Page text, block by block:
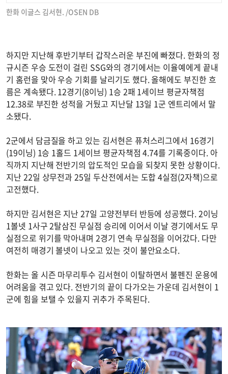
한화 이글스 김서현. /OSEN DB
하지만 지난해 후반기부터 갑작스러운 부진에 빠졌다. 한화의 정
규시즌 우승 도전이 걸린 SSG와의 경기에서는 이율예에게 끝내
기 홈런을 맞아 우승 기회를 날리기도 했다. 올해에도 부진한 흐
름은 계속됐다. 12경기(8이닝) 1승 2패 1세이브 평균자책점
12.38로 부진한 성적을 거뒀고 지난달 13일 1군 엔트리에서 말
소됐다.
2군에서 담금질을 하고 있는 김서현은 퓨처스리그에서 16경기
(19이닝) 1승 1홀드 1세이브 평균자책점 4.74를 기록중이다. 아
직까지 지난해 전반기의 압도적인 모습을 되찾지 못한 상황이다.
지난 22일 상무전과 25일 두산전에서는 도합 4실점(2자책)으로
고전했다.
하지만 김서현은 지난 27일 고양전부터 반등에 성공했다. 2이닝
1볼넷 1사구 2탈삼진 무실점 승리에 이어서 이날 경기에서도 무
실점으로 위기를 막아내며 2경기 연속 무실점을 이어갔다. 다만
여전히 매경기 볼넷이 나오고 있는 것이 불안요소다.
한화는 올 시즌 마무리투수 김서현이 이탈하면서 불펜진 운용에
어려움을 겪고 있다. 전반기의 끝이 다가오는 가운데 김서현이 1
군에 힘을 보탤 수 있을지 귀추가 주목된다.